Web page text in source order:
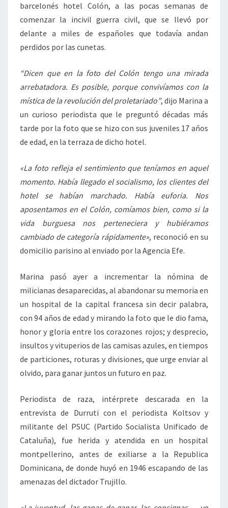
barcelonés hotel Colón, a las pocas semanas de
comenzar la incivil guerra civil, que se llevó por
delante a miles de españoles que todavía andan
perdidos por las cunetas.
“Dicen que en la foto del Colón tengo una mirada
arrebatadora. Es posible, porque convivíamos con la
mística de la revolución del proletariado”, dijo Marina a
un curioso periodista que le preguntó décadas más
tarde por la foto que se hizo con sus juveniles 17 años
de edad, en la terraza de dicho hotel.
«La foto refleja el sentimiento que teníamos en aquel
momento. Había llegado el socialismo, los clientes del
hotel se habían marchado. Había euforia. Nos
aposentamos en el Colón, comíamos bien, como si la
vida burguesa nos perteneciera y hubiéramos
cambiado de categoría rápidamente», reconoció en su
domicilio parisino al enviado por la Agencia Efe.
Marina pasó ayer a incrementar la nómina de
milicianas desaparecidas, al abandonar su memoria en
un hospital de la capital francesa sin decir palabra,
con 94 años de edad y mirando la foto que le dio fama,
honor y gloria entre los corazones rojos; y desprecio,
insultos y vituperios de las camisas azules, en tiempos
de particiones, roturas y divisiones, que urge enviar al
olvido, para ganar juntos un futuro en paz.
Periodista de raza, intérprete descarada en la
entrevista de Durruti con el periodista Koltsov y
militante del PSUC (Partido Socialista Unificado de
Cataluña), fue herida y atendida en un hospital
montpellerino, antes de exiliarse a la Republica
Dominicana, de donde huyó en 1946 escapando de las
amenazas del dictador Trujillo.